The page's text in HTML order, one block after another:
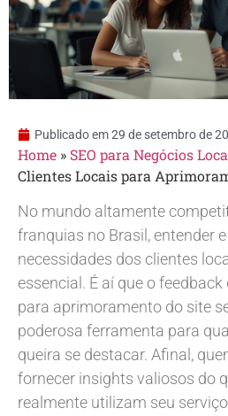
Publicado em29 de setembro de
Home » SEO para Negócios
Clientes Locais para
No mundo altamente
franquias no Brasil, entender
necessidades dos clientes
essencial. É aí que o
para aprimoramento do site
poderosa ferramenta para
queira se destacar. Afinal,
fornecer insights valiosos do
realmente utilizam seu